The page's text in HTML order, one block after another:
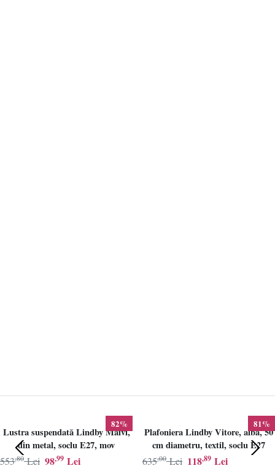
82%
Lustra suspendată Lindby Maivi,
din metal, soclu E27, mov
98,99 Lei
553,80 Lei
81%
Plafoniera Lindby Vitore, alba, 50
cm diametru, textil, soclu E27
118,89 Lei
635,00 Lei